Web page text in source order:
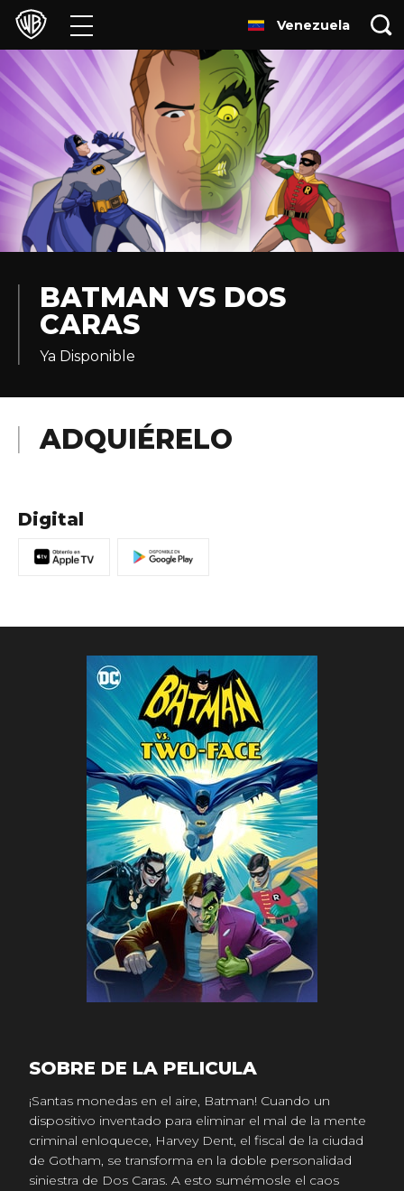
Películas
Series
Juegos y Aplicaciones
Franquicias
Colecciones
Experiencias
Venezuela
BATMAN VS DOS
CARAS
Ya Disponible
ADQUIÉRELO
Digital
SOBRE DE LA PELICULA
¡Santas monedas en el aire, Batman! Cuando un
dispositivo inventado para eliminar el mal de la mente
criminal enloquece, Harvey Dent, el fiscal de la ciudad
de Gotham, se transforma en la doble personalidad
siniestra de Dos Caras. A esto sumémosle el caos